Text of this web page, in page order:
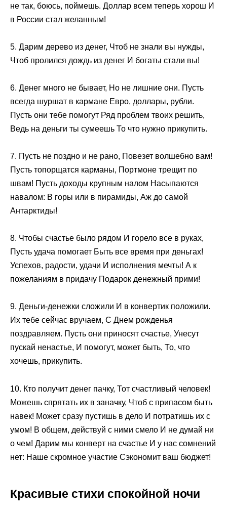
не так, боюсь, поймешь. Доллар всем теперь хорош И
в России стал желанным!
5. Дарим дерево из денег, Чтоб не знали вы нужды,
Чтоб пролился дождь из денег И богаты стали вы!
6. Денег много не бывает, Но не лишние они. Пусть
всегда шуршат в кармане Евро, доллары, рубли.
Пусть они тебе помогут Ряд проблем твоих решить,
Ведь на деньги ты сумеешь То что нужно прикупить.
7. Пусть не поздно и не рано, Повезет волшебно вам!
Пусть топорщатся карманы, Портмоне трещит по
швам! Пусть доходы крупным налом Насыпаются
навалом: В горы или в пирамиды, Аж до самой
Антарктиды!
8. Чтобы счастье было рядом И горело все в руках,
Пусть удача помогает Быть все время при деньгах!
Успехов, радости, удачи И исполнения мечты! А к
пожеланиям в придачу Подарок денежный прими!
9. Деньги-денежки сложили И в конвертик положили.
Их тебе сейчас вручаем, С Днем рожденья
поздравляем. Пусть они приносят счастье, Унесут
пускай ненастье, И помогут, может быть, То, что
хочешь, прикупить.
10. Кто получит денег пачку, Тот счастливый человек!
Можешь спрятать их в заначку, Чтоб с припасом быть
навек! Может сразу пустишь в дело И потратишь их с
умом! В общем, действуй с ними смело И не думай ни
о чем! Дарим мы конверт на счастье И у нас сомнений
нет: Наше скромное участие Сэкономит ваш бюджет!
Красивые стихи спокойной ночи